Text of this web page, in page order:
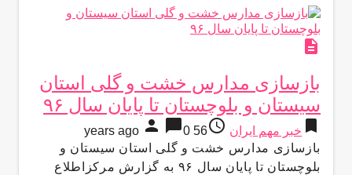
description
بازسازی مدارس خشت و گلی استان
سیستان و بلوچستان تا پایان سال ۹۶
bookmark خبر مهم ایران access_time
56 years ago
person chat_bubble0
بازسازی مدارس خشت و گلی استان سیستان و
بلوچستان تا پایان سال ۹۶ به گزارش مركزاطلاع